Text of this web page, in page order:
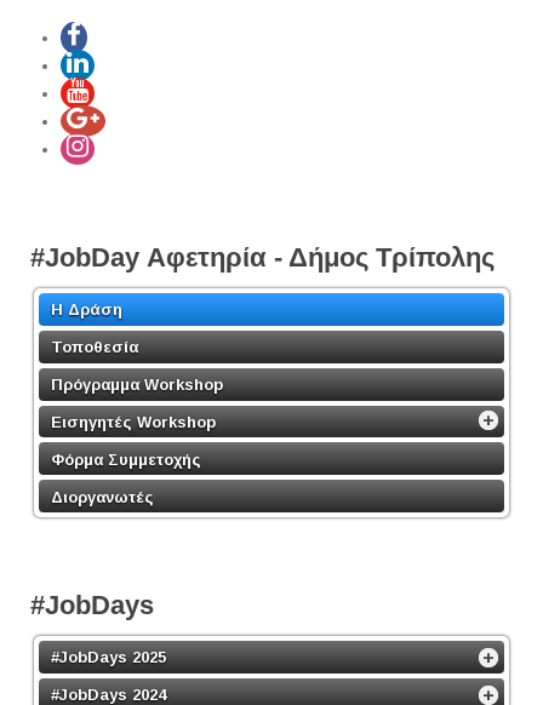
#JobDay Αφετηρία - Δήμος Τρίπολης
Η Δράση
Τοποθεσία
Πρόγραμμα Workshop
Εισηγητές Workshop
Φόρμα Συμμετοχής
Διοργανωτές
#JobDays
#JobDays 2025
#JobDays 2024